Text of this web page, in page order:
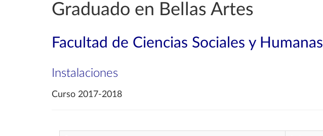
Graduado en Bellas Artes
Facultad de Ciencias Sociales y Humanas
Instalaciones
Curso 2017-2018